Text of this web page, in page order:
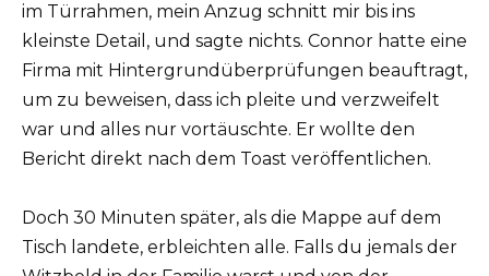
im Türrahmen, mein Anzug schnitt mir bis ins
kleinste Detail, und sagte nichts. Connor hatte eine
Firma mit Hintergrundüberprüfungen beauftragt,
um zu beweisen, dass ich pleite und verzweifelt
war und alles nur vortäuschte. Er wollte den
Bericht direkt nach dem Toast veröffentlichen.
Doch 30 Minuten später, als die Mappe auf dem
Tisch landete, erbleichten alle. Falls du jemals der